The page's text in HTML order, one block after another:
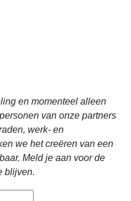
en momenteel alleen
van onze partners
werk- en
we het creëren van een
Meld je aan voor de
blijven.